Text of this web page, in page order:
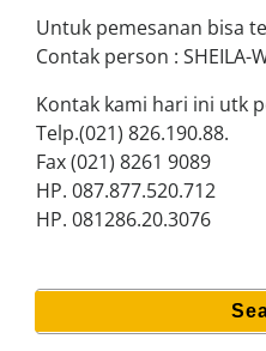
Untuk pemesanan bisa
Contak person : SHEILA-
Kontak kami hari ini utk
Telp.(021) 826.190.88.
Fax (021) 8261 9089
HP. 087.877.520.712
HP. 081286.20.3076
Search
for: